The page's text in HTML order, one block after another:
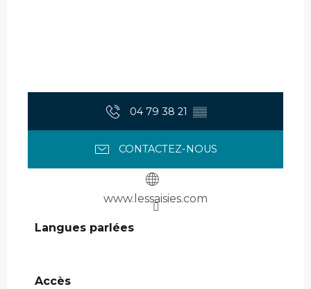
04 79 38 21 ▒▒
CONTACTEZ-NOUS
www.lessaisies.com
Langues parlées
Langues parlées
Accès
Accès